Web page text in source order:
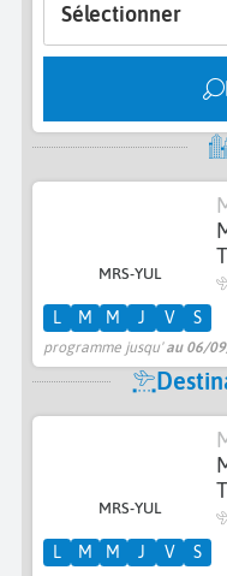
Sélectionner
MRS-YUL
programme jusqu'au 06/
L M M J V S
MRS-YUL
L M M J V S